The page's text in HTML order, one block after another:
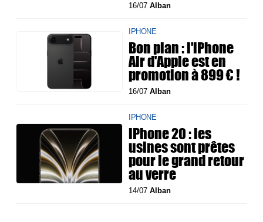
16/07Alban
IPHONE
Bon plan : l'iPhone
Air d'Apple est en
promotion à 899 € !
16/07Alban
IPHONE
iPhone 20 : les
usines sont prêtes
pour le grand retour
au verre
14/07Alban